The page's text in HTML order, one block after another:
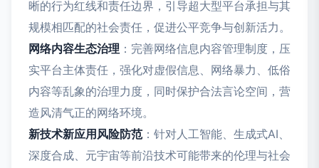
晰的行为红线和责任边界，引导超大型平台承担与其
规模相匹配的社会责任，促进公平竞争与创新活力。
网络内容生态治理 ：完善网络信息内容管理制度，压
实平台主体责任，强化对虚假信息、网络暴力、低俗
内容等乱象的治理力度，同时保护合法言论空间，营
造风清气正的网络环境。
新技术新应用风险防范：针对人工智能、生成式AI、
深度合成、元宇宙等前沿技术可能带来的伦理与社会